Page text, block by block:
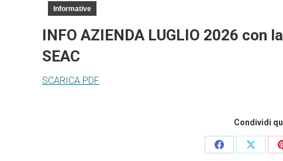
Informative
INFO AZIENDA LUGLIO 2026 con
SEAC
SCARICA PDF
Condividi
Condividi